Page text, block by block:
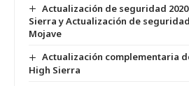
Actualización de seguridad
Sierra y Actualización de seguridad
Mojave
Actualización complementaria
High Sierra